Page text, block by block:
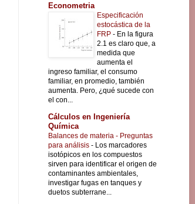
Econometria
Especificación
estocástica de la
FRP - En la figura
2.1 es claro que, a
medida que
aumenta el
ingreso familiar, el consumo
familiar, en promedio, también
aumenta. Pero, ¿qué sucede con
el con...
Cálculos en Ingeniería
Química
Balances de materia - Preguntas
para análisis - Los marcadores
isotópicos en los compuestos
sirven para identificar el origen de
contaminantes ambientales,
investigar fugas en tanques y
duetos subterrane...